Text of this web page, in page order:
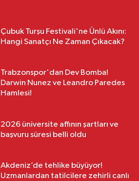
Çubuk Turşu Festivali'ne Ünlü Akını:
Hangi Sanatçı Ne Zaman Çıkacak?
Trabzonspor'dan Dev Bomba!
Darwin Nunez ve Leandro Paredes
Hamlesi!
2026 üniversite affının şartları ve
başvuru süresi belli oldu
Akdeniz’de tehlike büyüyor!
Uzmanlardan tatilcilere zehirli canlı